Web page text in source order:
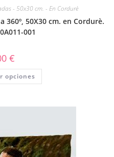
- 50x30 cm. - En Cordurè
360º, 50X30 cm. en Cordurè.
001
€
opciones